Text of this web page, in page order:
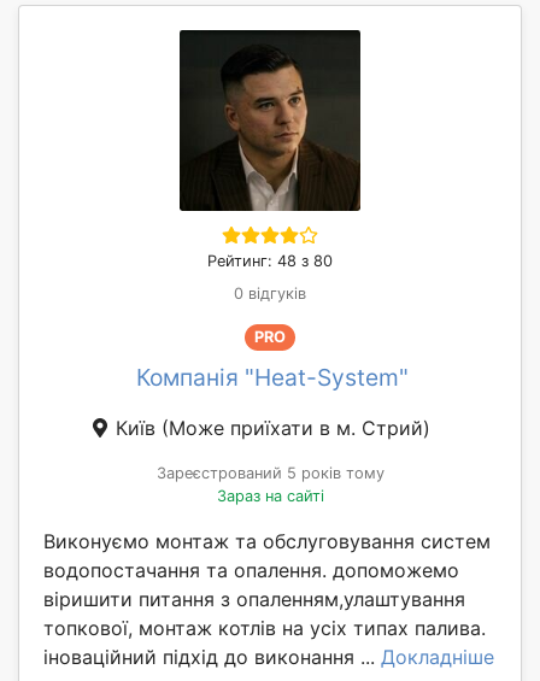
Рейтинг: 48 з 80
0 відгуків
PRO
Компанія "Heat-System"
Київ (Може приїхати в м. Стрий)
Зареєстрований 5 років тому
Зараз на сайті
Виконуємо монтаж та обслуговування систем
водопостачання та опалення. допоможемо
віришити питання з опаленням,улаштування
топкової, монтаж котлів на усіх типах палива.
іноваційний підхід до виконання ... Докладніше